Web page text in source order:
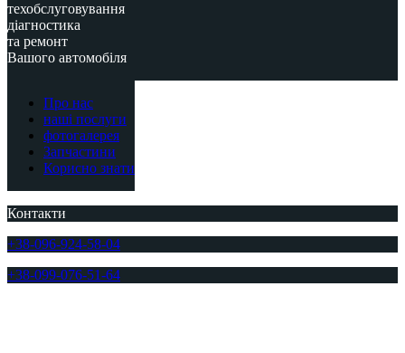
техобслуговування
діагностика
та ремонт
Вашого автомобіля
Про нас
наші послуги
фотогалерея
Запчастини
Корисно знати
Контакти
+38-096-924-58-04
+38-099-076-51-64